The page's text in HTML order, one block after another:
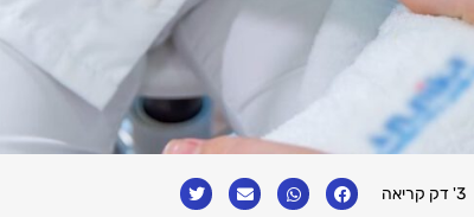
3' דק קריאה